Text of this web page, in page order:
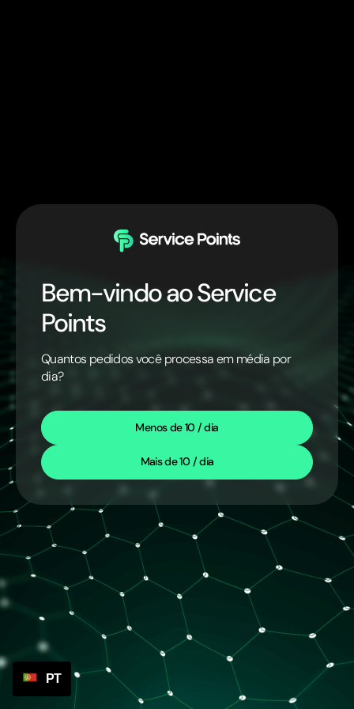
Bem-vindo ao Service
Points
Quantos pedidos você processa em média por
dia?
Menos de 10 / dia
Mais de 10 / dia
PT